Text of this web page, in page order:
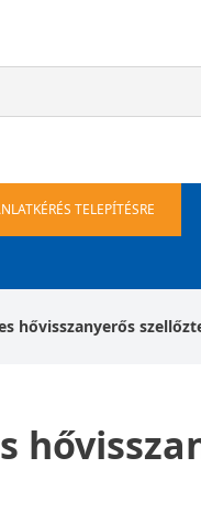
TELEPÍTÉSRE
hővisszanyerős